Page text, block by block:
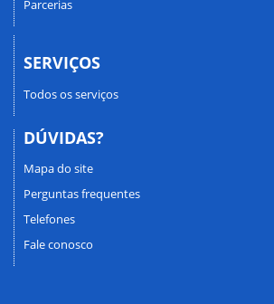
Parcerias
SERVIÇOS
Todos os serviços
DÚVIDAS?
Mapa do site
Perguntas frequentes
Telefones
Fale conosco